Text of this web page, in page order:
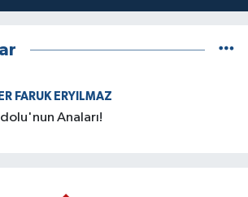
FARUK ERYILMAZ
Anaları!